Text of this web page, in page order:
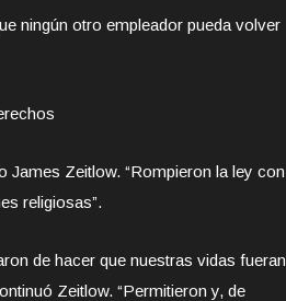
ningún otro empleador pueda volver
James Zeitlow. “Rompieron la ley con
religiosas”.
de hacer que nuestras vidas fueran
Zeitlow. “Permitieron y, de